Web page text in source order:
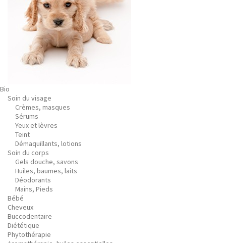
Bio
Soin du visage
Crèmes, masques
Sérums
Yeux et lèvres
Teint
Démaquillants, lotions
Soin du corps
Gels douche, savons
Huiles, baumes, laits
Déodorants
Mains, Pieds
Bébé
Cheveux
Buccodentaire
Diététique
Phytothérapie